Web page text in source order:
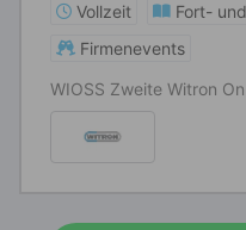
Vollzeit
Fort-
Firmenevents
WIOSS Zweite Witron